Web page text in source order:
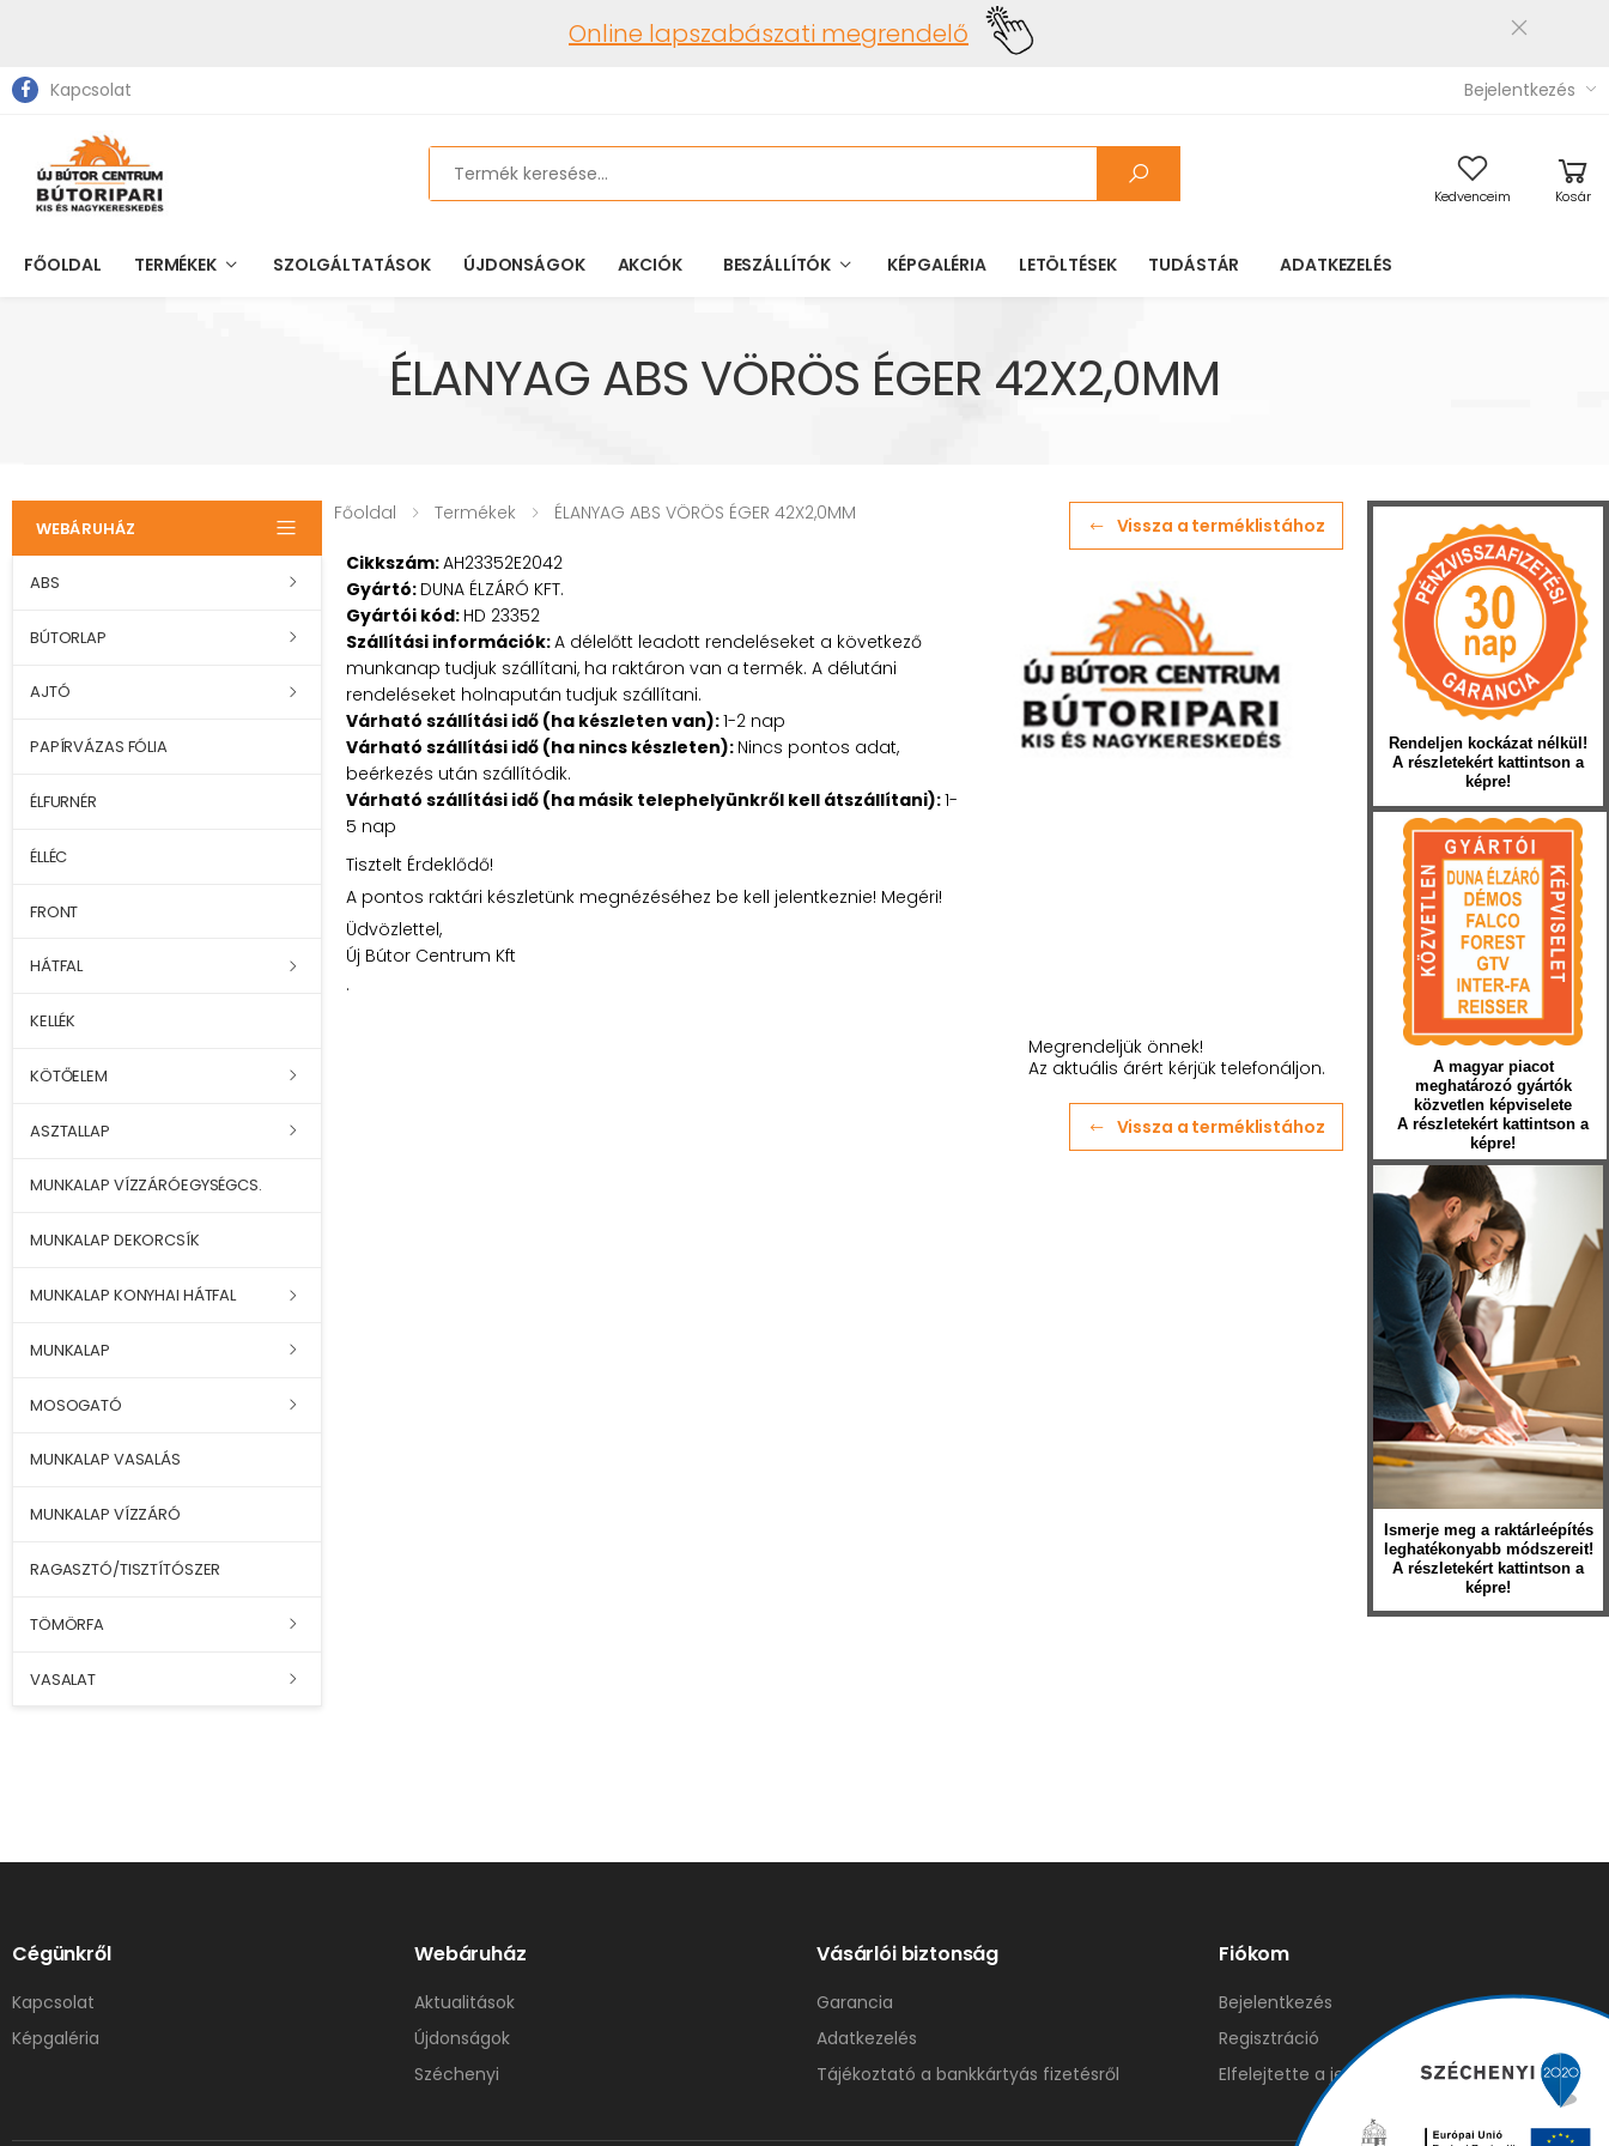
Online lapszabászati megrendelő
Kapcsolat Bejelentkezés
Search
Kedvenceim Kosár
FŐOLDAL TERMÉKEK SZOLGÁLTATÁSOK ÚJDONSÁGOK AKCIÓK BESZÁLLÍTÓK KÉPGALÉRIA LETÖLTÉSEK TUDÁSTÁR ADATKEZELÉS
ÉLANYAG ABS VÖRÖS ÉGER 42X2,0MM
WEBÁRUHÁZ
ABS
BÚTORLAP
AJTÓ
PAPÍRVÁZAS FÓLIA
ÉLFURNÉR
ÉLLÉC
FRONT
HÁTFAL
KELLÉK
KÖTŐELEM
ASZTALLAP
MUNKALAP VÍZZÁRÓEGYSÉGCS.
MUNKALAP DEKORCSÍK
MUNKALAP KONYHAI HÁTFAL
MUNKALAP
MOSOGATÓ
MUNKALAP VASALÁS
MUNKALAP VÍZZÁRÓ
RAGASZTÓ/TISZTÍTÓSZER
TÖMÖRFA
VASALAT
Főoldal Termékek ÉLANYAG ABS VÖRÖS ÉGER 42X2,0MM
Vissza a terméklistához
Cikkszám:AH23352E2042
Gyártó: DUNA ÉLZÁRÓ KFT.
Gyártói kód: HD 23352
Szállítási információk:A délelőtt leadott rendeléseket a következő
munkanap tudjuk szállítani, ha raktáron van a termék. A délutáni
rendeléseket holnapután tudjuk szállítani.
Várható szállítási idő (ha készleten van):1-2 nap
Várható szállítási idő (ha nincs készleten): Nincs pontos adat,
beérkezés után szállítódik.
Várható szállítási idő (ha másik telephelyünkről kell átszállítani):1-
5 nap
Tisztelt Érdeklődő!
A pontos raktári készletünk megnézéséhez be kell jelentkeznie! Megéri!
Üdvözlettel,
Új Bútor Centrum Kft
.
Megrendeljük önnek!
Az aktuális árért kérjük telefonáljon.
Vissza a terméklistához
Rendeljen kockázat nélkül!
A részletekért kattintson a
képre!
A magyar piacot
meghatározó gyártók
közvetlen képviselete
A részletekért kattintson a
képre!
Ismerje meg a raktárleépítés
leghatékonyabb módszereit!
A részletekért kattintson a
képre!
Cégünkről
Kapcsolat
Képgaléria
Webáruház
Aktualitások
Újdonságok
Széchenyi
Vásárlói biztonság
Garancia
Adatkezelés
Tájékoztató a bankkártyás fizetésről
Fiókom
Bejelentkezés
Regisztráció
Elfelejtette a jelszavát?